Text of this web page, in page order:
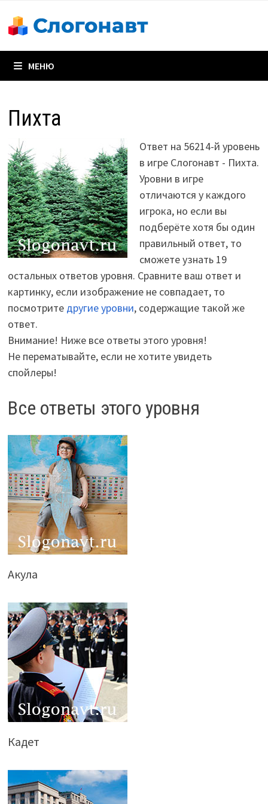
содержимому
МЕНЮ
Пихта
Ответ на 56214-й уровень
в игре Слогонавт - Пихта.
Уровни в игре
отличаются у каждого
игрока, но если вы
подберёте хотя бы один
правильный ответ, то
сможете узнать 19
остальных ответов уровня. Сравните ваш ответ и
картинку, если изображение не совпадает, то
посмотрите другие уровни, содержащие такой же
ответ.
Внимание! Ниже все ответы этого уровня!
Не перематывайте, если не хотите увидеть
спойлеры!
Все ответы этого уровня
Акула
Кадет